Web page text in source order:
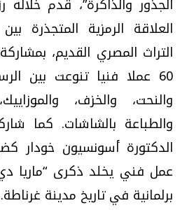
العلاقة الرمزية المتجذرة
60 عملا فنيا تنوعت بين
والنحت، والخزف،
والطباعة بالشاشات. كما
الدكتورة أسونسيون خودار
عمل فني يخلد ذكرى “ماريا دي
برلمانية في تاريخ مدينة غرناطة.